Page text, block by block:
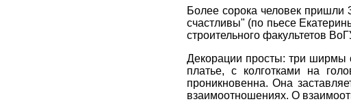
Более сорока человек
счастливы" (по пьесе
строительного факультетов
Декорации просты: три ширмы
платье, с колготками на
проникновенна. Она
взаимоотношениях. О